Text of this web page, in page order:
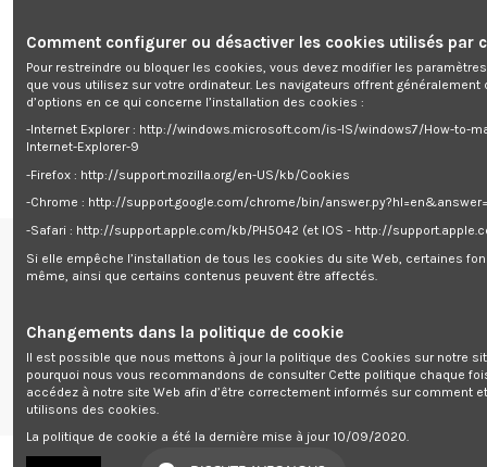
Livrée avec un chargeur secteur et un chargeur allume cigares
Temps de charge:4-5H
Autonomie: 3-4H
130 lumens
Blanc 6000K
Protection IP20
Equipé d'un crochet pivotant et d'un support aimanté
Renseignements
Follow us
Newsletter
Comment configurer ou désactiver les cookies utilisés par
Pour restreindre ou bloquer les cookies, vous devez modifier les
que vous utilisez sur votre ordinateur. Les navigateurs offrent généralement
d’options en ce qui concerne l’installation des cookies :
-Internet Explorer : http://windows.microsoft.com/is-IS/windows7/How-to-
Internet-Explorer-9
-Firefox : http://support.mozilla.org/en-US/kb/Cookies
-Chrome : http://support.google.com/chrome/bin/
-Safari : http://support.apple.com/kb/PH5042 (et IOS - http://
Si elle empêche l’installation de tous les cookies du site Web, certaines
même, ainsi que certains contenus peuvent être affectés.
Changements dans la politique de cookie
Il est possible que nous mettons à jour la politique des Cookies sur notre
pourquoi nous vous recommandons de consulter Cette politique chaque
accédez à notre site Web afin d’être correctement informés sur comment
utilisons des cookies.
La politique de cookie a été la dernière mise à jour 10/09/2020.